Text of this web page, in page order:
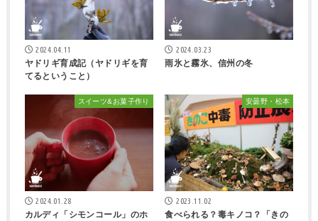
2024.04.11
ヤドリギ育成記（ヤドリギを育
てるということ）
2024.03.23
雨氷と霧氷、信州の冬
スイーツ&お菓子作り
2024.01.28
カルディ「シモンコール」のホ
安曇野・松本
2023.11.02
食べられる？毒キノコ？「きの